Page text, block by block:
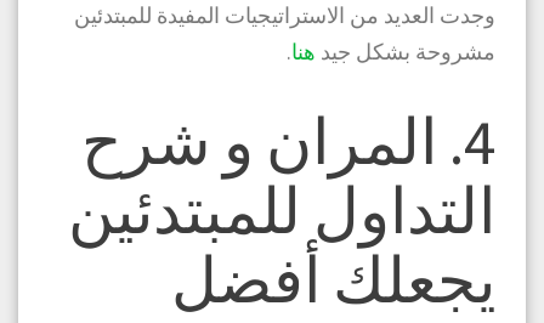
وجدت العديد من الاستراتيجيات المفيدة للمبتدئين
مشروحة بشكل جيد هنا.
4. المران و شرح
التداول للمبتدئين
يجعلك أفضل